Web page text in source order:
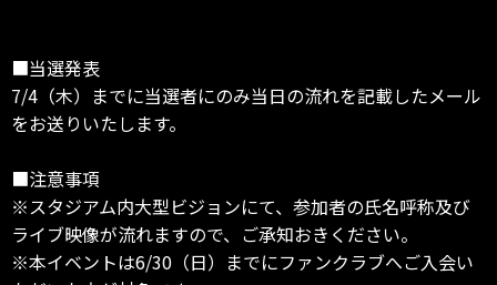
■当選発表
7/4（木）までに当選者にのみ当日の流れを記載したメール
をお送りいたします。
■注意事項
※スタジアム内大型ビジョンにて、参加者の氏名呼称及び
ライブ映像が流れますので、ご承知おきください。
※本イベントは6/30（日）までにファンクラブへご入会い